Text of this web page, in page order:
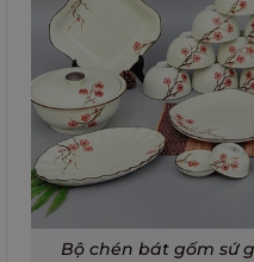
Bộ chén bát gốm sứ